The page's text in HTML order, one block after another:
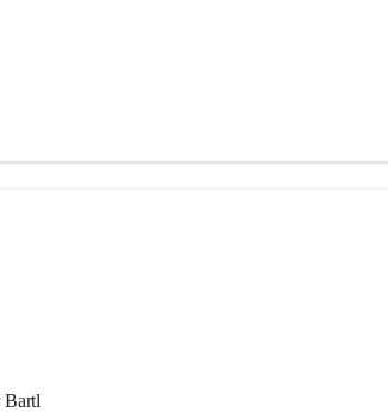
Bartl